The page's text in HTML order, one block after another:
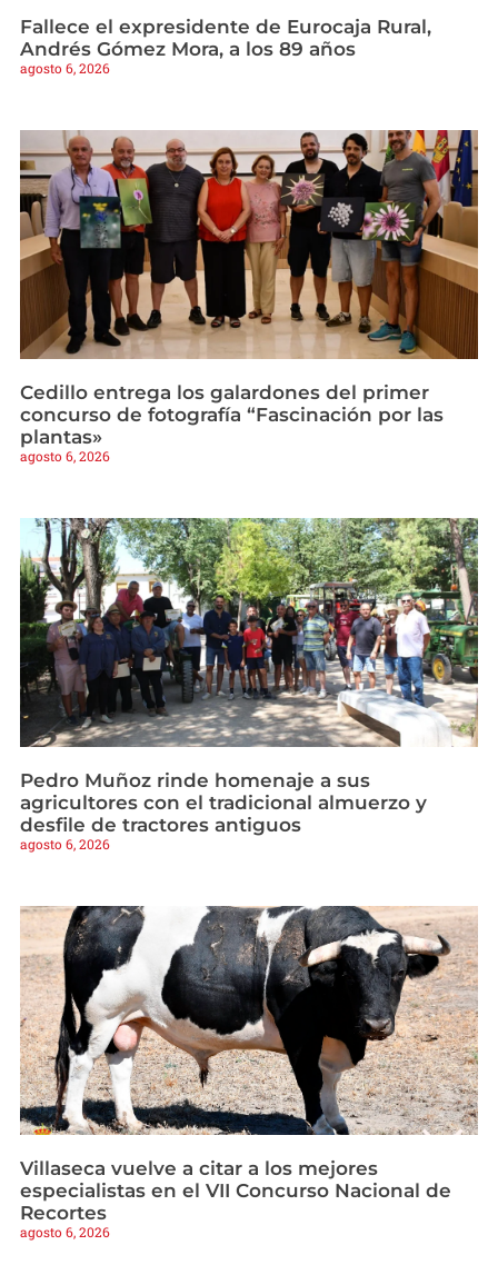
Fallece el expresidente de Eurocaja Rural,
Andrés Gómez Mora, a los 89 años
agosto 6, 2026
Cedillo entrega los galardones del primer
concurso de fotografía “Fascinación por las
plantas»
agosto 6, 2026
Pedro Muñoz rinde homenaje a sus
agricultores con el tradicional almuerzo y
desfile de tractores antiguos
agosto 6, 2026
Villaseca vuelve a citar a los mejores
especialistas en el VII Concurso Nacional de
Recortes
agosto 6, 2026